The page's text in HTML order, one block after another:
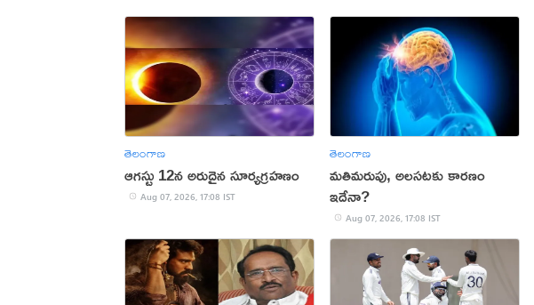
తెలంగాణ
ఆగస్టు 12న అరుదైన సూర్యగ్రహణం
Aug 07, 2026, 17:08 IST
తెలంగాణ
మతిమరుపు, అలసటకు కారణం
ఇదేనా?
Aug 07, 2026, 17:08 IST